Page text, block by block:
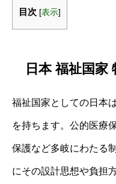
目次 [表示]
日本 福祉国家
福祉国家としての日本
を持ちます。公的医療
保護など多岐にわたる
にその設計思想や負担